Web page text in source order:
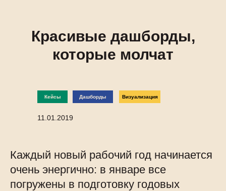
Красивые дашборды,
которые молчат
11.01.2019
Кейсы Дашборды Визуализация
Каждый новый рабочий год начинается
очень энергично: в январе все
погружены в подготовку годовых